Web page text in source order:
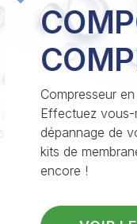
Compresseur
Effectuez vous-
dépannage de
kits de
encore !
Previous